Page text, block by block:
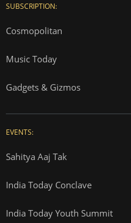
SUBSCRIPTION:
Cosmopolitan
Music Today
Gadgets & Gizmos
EVENTS:
Sahitya Aaj Tak
India Today Conclave
India Today Youth Summit